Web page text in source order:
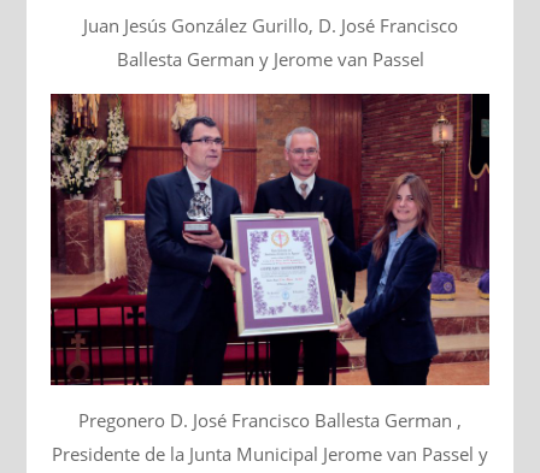
Juan Jesús González Gurillo, D. José Francisco
Ballesta German y Jerome van Passel
Pregonero D. José Francisco Ballesta German ,
Presidente de la Junta Municipal Jerome van Passel y